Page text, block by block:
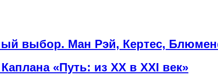
выбор. Ман Рэй, Кертес,
«Путь: из ХХ в ХХI век»